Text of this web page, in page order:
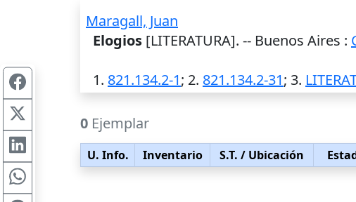
Maragall, Juan
Elogios [LITERATURA]. -- Buenos Aires :
1. 821.134.2-1; 2. 821.134.2-31; 3.
0 Ejemplar
U. Info. Inventario S.T. / Ubicación